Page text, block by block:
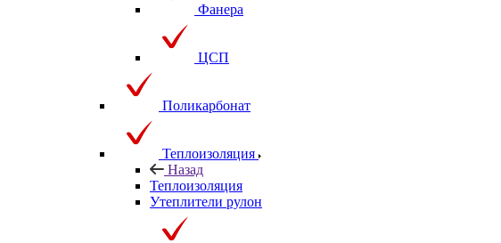
Фанера
ЦСП
Поликарбонат
Теплоизоляция
Назад
Теплоизоляция
Утеплители рулон